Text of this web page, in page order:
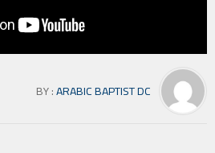
BY :ARABIC BAPTIST DC